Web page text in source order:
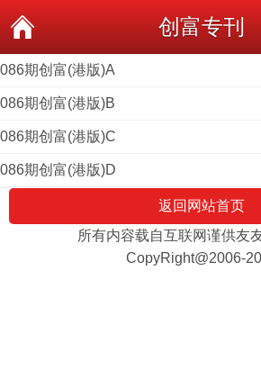
创富专刊
086期创富(港版)A
086期创富(港版)B
086期创富(港版)C
086期创富(港版)D
返回网站首页
所有内容载自互联网谨供友
CopyRight@2006-